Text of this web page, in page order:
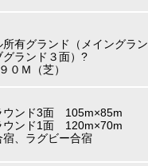
有グランド（メイングラン
グランド３面）?
０Ｍ（芝）
ウンド3面 105m×85m
ウンド1面 120m×70m
宿、ラグビー合宿